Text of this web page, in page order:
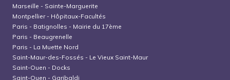
Marseille - Sainte-Marguerite
Montpellier- Hôpitaux-Facultés
Paris - Batignolles - Mairie du 17ème
Paris - Beaugrenelle
Paris - La Muette Nord
Saint-Maur-des-Fossés - Le Vieux Saint-Maur
Saint-Ouen - Docks
Saint-Ouen - Garibaldi